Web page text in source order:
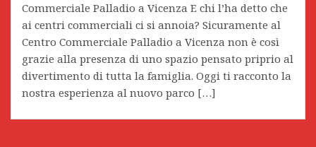
Commerciale Palladio a Vicenza E chi l’ha detto che
ai centri commerciali ci si annoia? Sicuramente al
Centro Commerciale Palladio a Vicenza non è così
grazie alla presenza di uno spazio pensato priprio al
divertimento di tutta la famiglia. Oggi ti racconto la
nostra esperienza al nuovo parco […]